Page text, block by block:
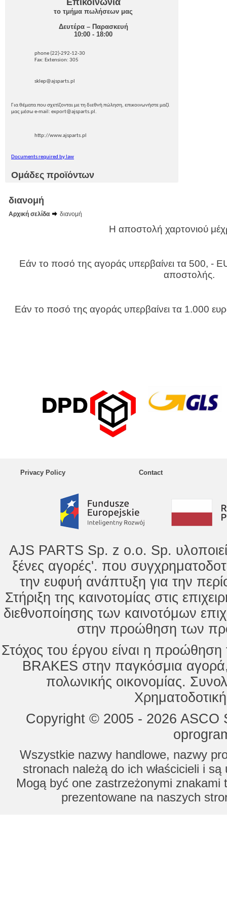
Επικοινωνία
το τμήμα πωλήσεων μας
Δευτέρα – Παρασκευή
10:00 - 18:00
phone (22)-292-12-30
Fax: Extension: 305
sklep@ajsparts.pl
Για θέματα που σχετίζονται με τη διεθνή πώληση, επικοινωνήστε μαζί
μας μέσω e-mail: export@ajsparts.pl.
http://www.ajsparts.pl
Documents required by law
Ομάδες προϊόντων
διανομή
Αρχική σελίδα διανομή
Η αποστολή χαρτονιού
Εάν το ποσό της αγοράς υπερβαίνει τα 500, -
αποστολής.
Εάν το ποσό της αγοράς υπερβαίνει τα 1.000
Privacy Policy Contact
AJS PARTS Sp. z o.o. Sp.
ξένες αγορές'. που
την ευφυή ανάπτυξη για την
Στήριξη της καινοτομίας στις
διεθνοποίησης των καινοτόμων
στην προώθηση των
Στόχος του έργου είναι η
BRAKES στην παγκόσμια
πολωνικής οικονομίας.
Copyright © 2005 - 2026
Wszystkie nazwy handlowe, nazwy
stronach należą do ich właścicieli i
Mogą być one zastrzeżonymi znakami
prezentowane na naszych